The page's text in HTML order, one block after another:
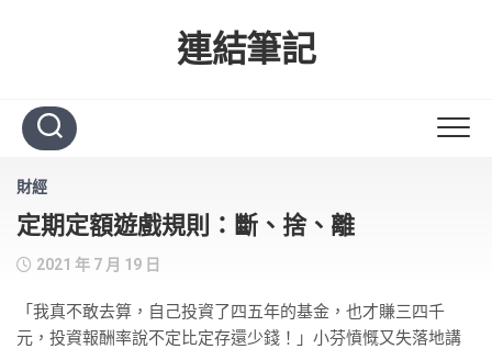
連結筆記
財經
定期定額遊戲規則：斷、捨、離
2021 年 7 月 19 日
「我真不敢去算，自己投資了四五年的基金，也才賺三四千
元，投資報酬率說不定比定存還少錢！」小芬憤慨又失落地講